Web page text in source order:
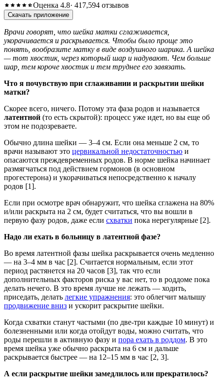
Оценка 4.8· 417,594 отзывов
Скачать приложение
Врачи говорят, что шейка матки сглаживается,
укорачивается и раскрывается. Чтобы было проще это
понять, вообразите матку в виде воздушного шарика. А шейка
— тот хвостик, через который шар и надувают. Чем больше
шар, тем короче хвостик и тем труднее его завязать.
Что я почувствую при сглаживании и раскрытии шейки
матки?
Скорее всего, ничего. Потому эта фаза родов и называется
латентной (то есть скрытой): процесс уже идет, но вы еще об
этом не подозреваете.
Обычно длина шейки — 3–4 см. Если она меньше 2 см, то
врачи называют это цервикальной недостаточностью и
опасаются преждевременных родов. В норме шейка начинает
размягчаться под действием гормонов (в основном
прогестерона) и укорачиваться непосредственно к началу
родов [1].
Если при осмотре врач обнаружит, что шейка сглажена на 80%
и/или раскрыта на 2 см, будет считаться, что вы вошли в
первую фазу родов, даже если схватки пока нерегулярные [2].
Надо ли ехать в больницу в латентной фазе?
Во время латентной фазы шейка раскрывается очень медленно
— на 3–4 мм в час [2]. Считается нормальным, если этот
период растянется на 20 часов [3], так что если
дополнительных факторов риска у вас нет, то в роддоме пока
делать нечего. В это время лучше не лежать — ходить,
приседать, делать легкие упражнения: это облегчит малышу
продвижение вниз и ускорит раскрытие шейки.
Когда схватки станут частыми (по две-три каждые 10 минут) и
болезненными или когда отойдут воды, можно считать, что
роды перешли в активную фазу и пора ехать в роддом. В это
время шейка уже обычно раскрыта на 6 см и дальше
раскрывается быстрее — на 12–15 мм в час [2, 3].
А если раскрытие шейки замедлилось или прекратилось?